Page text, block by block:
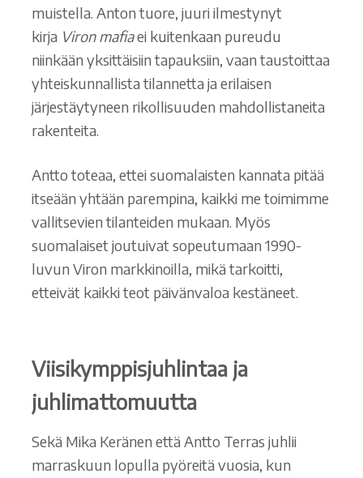
muistella. Anton tuore, juuri ilmestynyt
kirja Viron mafiaei kuitenkaan pureudu
niinkään yksittäisiin tapauksiin, vaan taustoittaa
yhteiskunnallista tilannetta ja erilaisen
järjestäytyneen rikollisuuden mahdollistaneita
rakenteita.
Antto toteaa, ettei suomalaisten kannata pitää
itseään yhtään parempina, kaikki me toimimme
vallitsevien tilanteiden mukaan. Myös
suomalaiset joutuivat sopeutumaan 1990-
luvun Viron markkinoilla, mikä tarkoitti,
etteivät kaikki teot päivänvaloa kestäneet.
Viisikymppisjuhlintaa ja
juhlimattomuutta
Sekä Mika Keränen että Antto Terras juhlii
marraskuun lopulla pyöreitä vuosia, kun